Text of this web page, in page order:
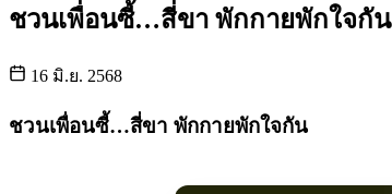
ชวนเพื่อนซี้…สี่ขา พักกายพักใจกัน
16 มิ.ย. 2568
ชวนเพื่อนซี้…สี่ขา พักกายพักใจกัน